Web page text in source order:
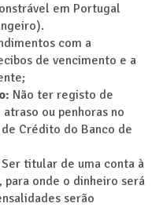
em Portugal
com a
de vencimento e a
Não ter registo de
ou penhoras no
Crédito do Banco de
Ser titular de uma conta à
para onde o dinheiro será
serão